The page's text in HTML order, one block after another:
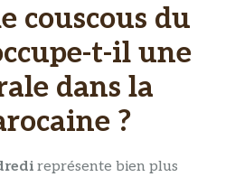
couscous du
t-il une
dans la
?
représente bien plus